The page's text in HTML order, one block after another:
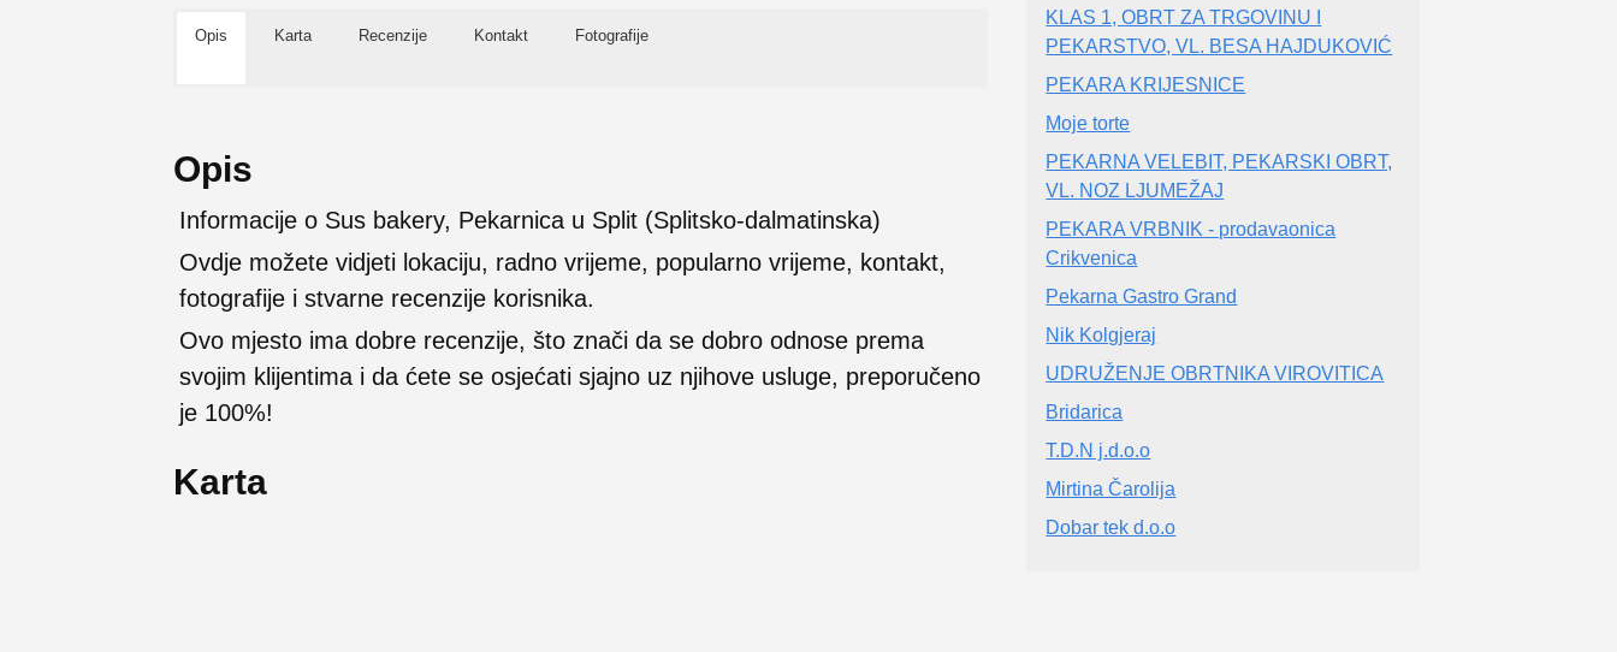
Opis Karta Recenzije Kontakt Fotografije
Opis
Informacije o Sus bakery, Pekarnica u Split (Splitsko-dalmatinska)
Ovdje možete vidjeti lokaciju, radno vrijeme, popularno vrijeme, kontakt,
fotografije i stvarne recenzije korisnika.
Ovo mjesto ima dobre recenzije, što znači da se dobro odnose prema
svojim klijentima i da ćete se osjećati sjajno uz njihove usluge, preporučeno
je 100%!
Karta
KLAS 1, OBRT ZA TRGOVINU I
PEKARSTVO, VL. BESA HAJDUKOVIĆ
PEKARA KRIJESNICE
Moje torte
PEKARNA VELEBIT, PEKARSKI OBRT,
VL. NOZ LJUMEŽAJ
PEKARA VRBNIK - prodavaonica
Crikvenica
Pekarna Gastro Grand
Nik Kolgjeraj
UDRUŽENJE OBRTNIKA VIROVITICA
Bridarica
T.D.N j.d.o.o
Mirtina Čarolija
Dobar tek d.o.o